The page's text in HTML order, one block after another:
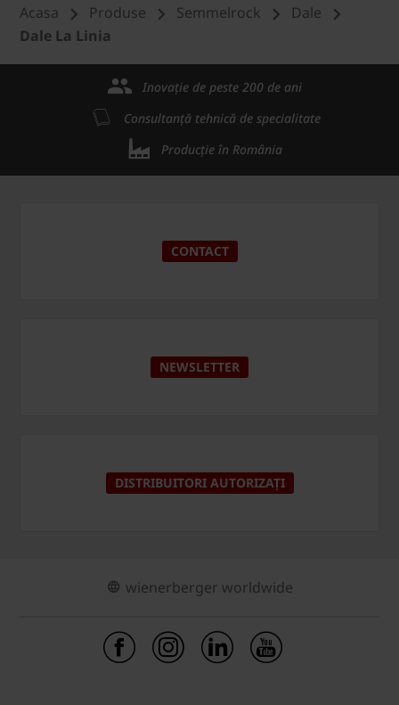
Acasa Produse Semmelrock
Dale
Dale La Linia
Inovație de peste 200 de ani
Consultanță tehnică de specialitate
Producție în România
CONTACT
NEWSLETTER
DISTRIBUITORI AUTORIZAȚI
wienerberger worldwide